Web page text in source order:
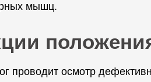
мышц.
проводит осмотр